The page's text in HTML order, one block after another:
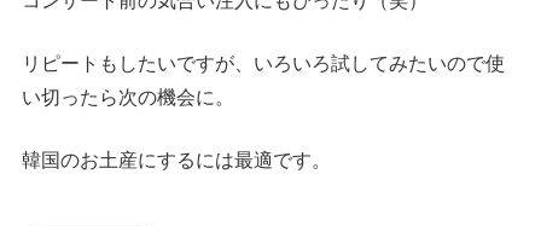
リピートもしたいですが、いろいろ試してみたいので使
い切ったら次の機会に。
韓国のお土産にするには最適です。